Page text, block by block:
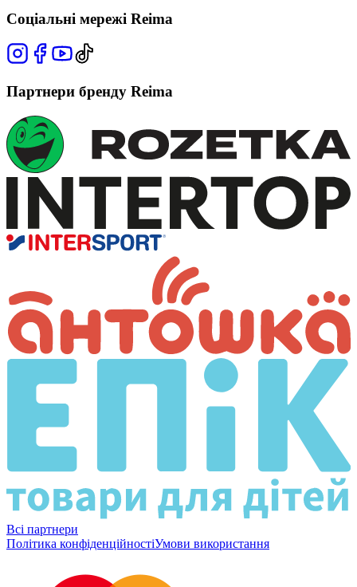
Соціальні мережі Reima
Партнери бренду Reima
Всі партнери
Політика конфіденційностіУмови використання